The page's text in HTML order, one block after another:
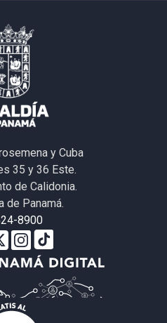
y Cuba
35 y 36 Este.
de Calidonia.
de Panamá.
8900